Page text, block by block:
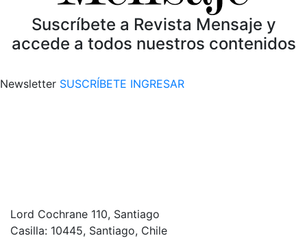
Suscríbete a Revista Mensaje y
accede a todos nuestros contenidos
Newsletter SUSCRÍBETE INGRESAR
Lord Cochrane 110, Santiago
Casilla: 10445, Santiago, Chile